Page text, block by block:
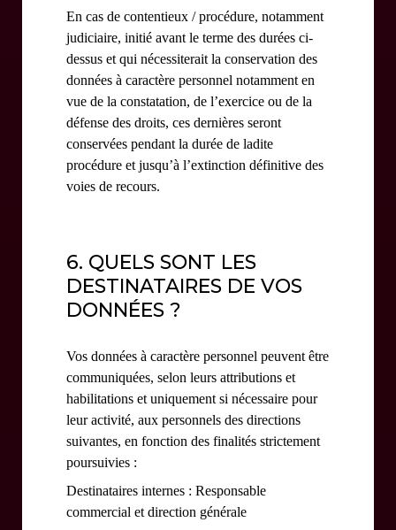
En cas de contentieux / procédure, notamment
judiciaire, initié avant le terme des durées ci-
dessus et qui nécessiterait la conservation des
données à caractère personnel notamment en
vue de la constatation, de l’exercice ou de la
défense des droits, ces dernières seront
conservées pendant la durée de ladite
procédure et jusqu’à l’extinction définitive des
voies de recours.
6. QUELS SONT LES
DESTINATAIRES DE VOS
DONNÉES ?
Vos données à caractère personnel peuvent être
communiquées, selon leurs attributions et
habilitations et uniquement si nécessaire pour
leur activité, aux personnels des directions
suivantes, en fonction des finalités strictement
poursuivies :
Destinataires internes : Responsable
commercial et direction générale